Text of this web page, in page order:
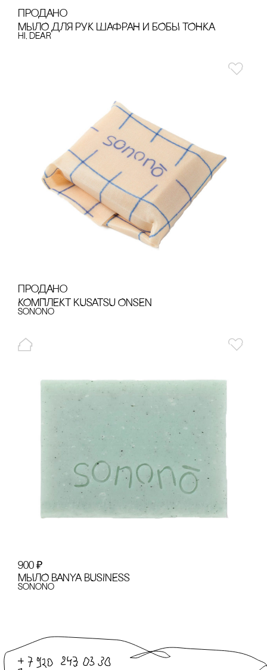
продано
МЫЛО ДЛЯ РУК ШАФРАН И БОБЫ ТОНКА
hi, dear
продано
КОМПЛЕКТ KUSATSU ONSEN
sonono
900 ₽
МЫЛО BANYA BUSINESS
sonono